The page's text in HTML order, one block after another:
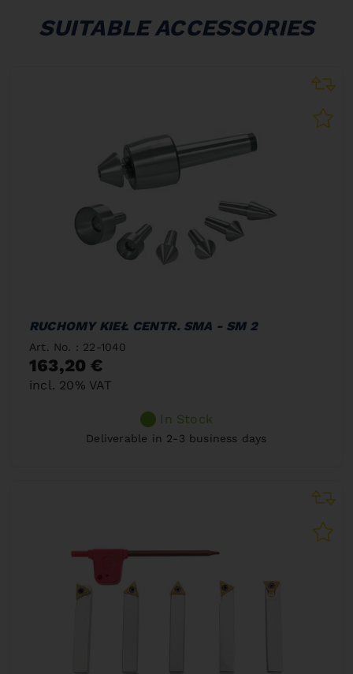
SUITABLE ACCESSORIES
RUCHOMY KIEŁ CENTR. SMA - SM 2
Art. No. : 22-1040
163,20 €
incl. 20% VAT
In Stock
Deliverable in 2-3 business days